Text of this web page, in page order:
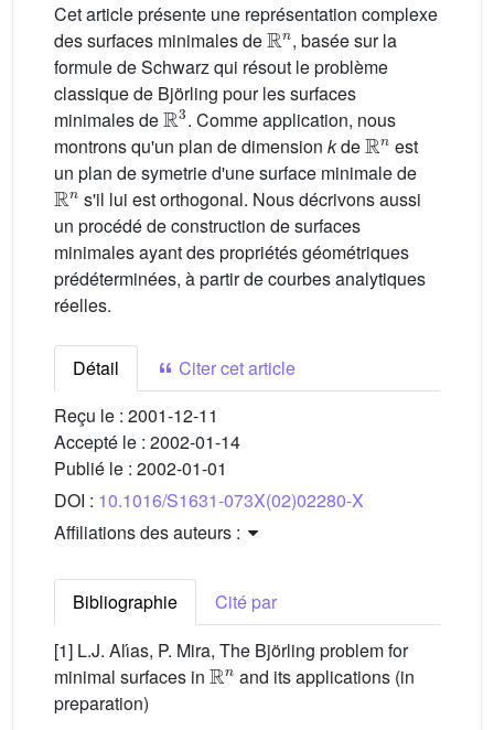
Cet article présente une représentation complexe
des surfaces minimales de
ℝn
, basée sur la
formule de Schwarz qui résout le problème
classique de Björling pour les surfaces
minimales de
ℝ3
. Comme application, nous
montrons qu'un plan de dimension kde
ℝn
est
un plan de symetrie d'une surface minimale de
ℝn
s'il lui est orthogonal. Nous décrivons aussi
un procédé de construction de surfaces
minimales ayant des propriétés géométriques
prédéterminées, à partir de courbes analytiques
réelles.
Détail
Citer cet article
Reçu le : 2001-12-11
Accepté le : 2002-01-14
Publié le : 2002-01-01
DOI : 10.1016/S1631-073X(02)02280-X
Affiliations des auteurs :
Bibliographie
Cité par
[1] L.J. Alı́as, P. Mira, The Björling problem for
minimal surfaces in
ℝn
and its applications (in
preparation)